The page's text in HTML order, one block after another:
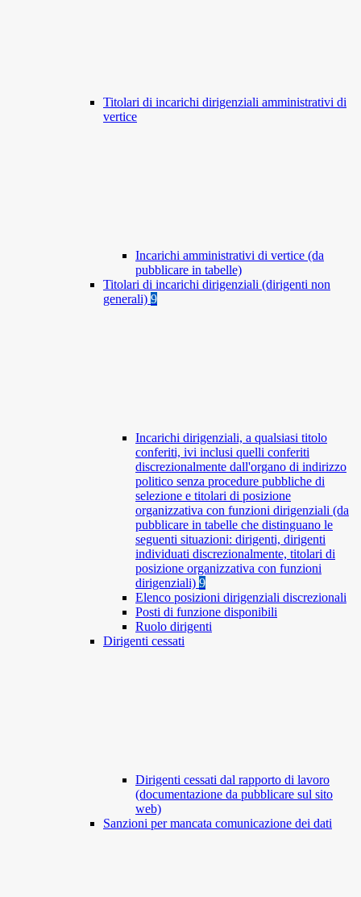
Titolari di incarichi dirigenziali amministrativi di
vertice
Incarichi amministrativi di vertice (da
pubblicare in tabelle)
Titolari di incarichi dirigenziali (dirigenti non
generali) 9
Incarichi dirigenziali, a qualsiasi titolo
conferiti, ivi inclusi quelli conferiti
discrezionalmente dall'organo di indirizzo
politico senza procedure pubbliche di
selezione e titolari di posizione
organizzativa con funzioni dirigenziali (da
pubblicare in tabelle che distinguano le
seguenti situazioni: dirigenti, dirigenti
individuati discrezionalmente, titolari di
posizione organizzativa con funzioni
dirigenziali) 9
Elenco posizioni dirigenziali discrezionali
Posti di funzione disponibili
Ruolo dirigenti
Dirigenti cessati
Dirigenti cessati dal rapporto di lavoro
(documentazione da pubblicare sul sito
web)
Sanzioni per mancata comunicazione dei dati